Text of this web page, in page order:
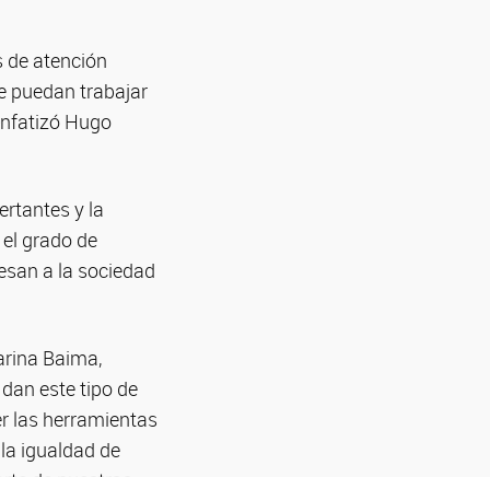
de atención
puedan trabajar
Hugo
y la
grado de
a la sociedad
Baima,
este tipo de
las herramientas
igualdad de